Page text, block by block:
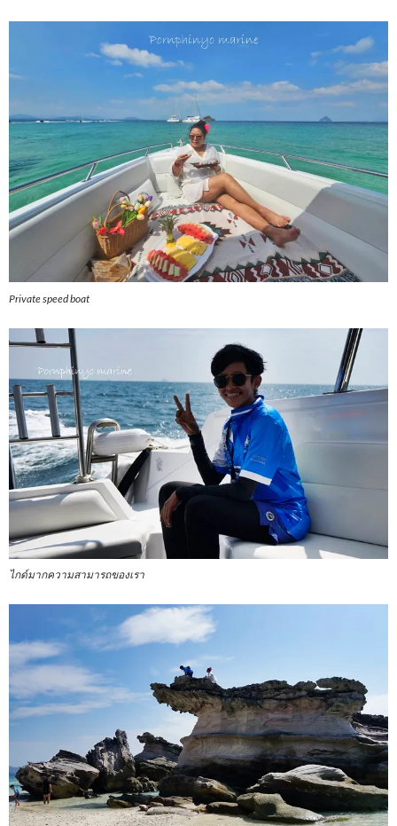
Private speed boat
ไกด์มากความสามารถของเรา